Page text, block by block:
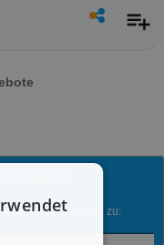
Suche per E-Mail zu: